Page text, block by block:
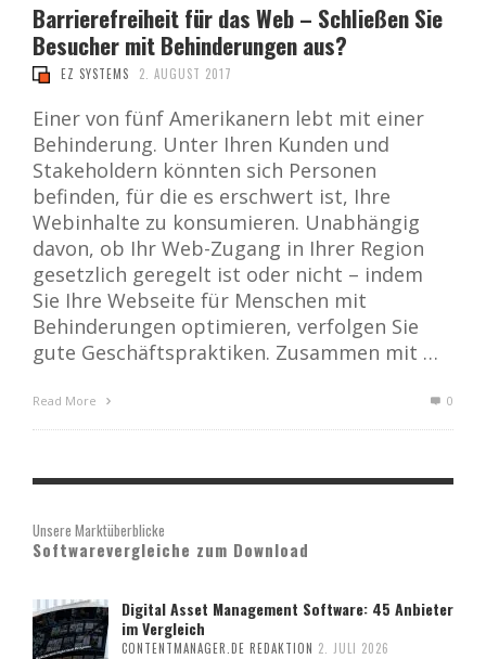
Barrierefreiheit für das Web – Schließen Sie
Besucher mit Behinderungen aus?
EZ SYSTEMS 2. AUGUST 2017
Einer von fünf Amerikanern lebt mit einer
Behinderung. Unter Ihren Kunden und
Stakeholdern könnten sich Personen
befinden, für die es erschwert ist, Ihre
Webinhalte zu konsumieren. Unabhängig
davon, ob Ihr Web-Zugang in Ihrer Region
gesetzlich geregelt ist oder nicht – indem
Sie Ihre Webseite für Menschen mit
Behinderungen optimieren, verfolgen Sie
gute Geschäftspraktiken. Zusammen mit …
Read More 0
Unsere Marktüberblicke
Softwarevergleiche zum Download
Digital Asset Management Software: 45 Anbieter
im Vergleich
CONTENTMANAGER.DE REDAKTION 2. JULI 2026